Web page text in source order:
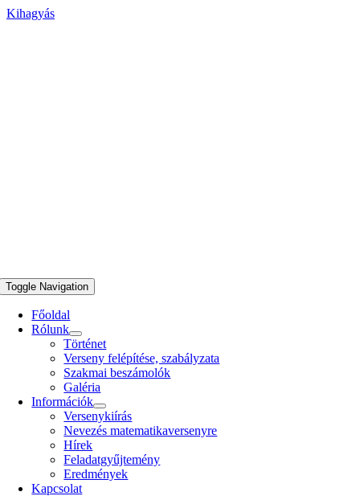
Kihagyás
Toggle Navigation
Főoldal
Rólunk
Történet
Verseny felépítése, szabályzata
Szakmai beszámolók
Galéria
Információk
Versenykiírás
Nevezés matematika­versenyre
Hírek
Feladatgyűjtemény
Eredmények
Kapcsolat